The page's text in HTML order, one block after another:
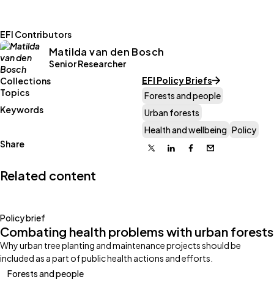
EFI Contributors
Matilda van den Bosch
Senior Researcher
Collections
EFI Policy Briefs
Topics
Forests and people
Keywords
Urban forests
Health and wellbeing Policy
Share
X LinkedinFacebook
Email
Related content
Policy brief
Combating health problems with urban forests
Why urban tree planting and maintenance projects should be
included as a part of public health actions and efforts.
Forests and people